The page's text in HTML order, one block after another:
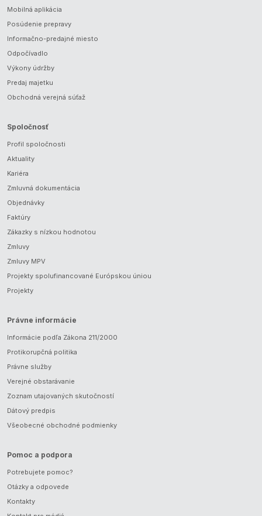
Mobilná aplikácia
Posúdenie prepravy
Informačno-predajné miesto
Odpočívadlo
Výkony údržby
Predaj majetku
Obchodná verejná súťaž
Spoločnosť
Profil spoločnosti
Aktuality
Kariéra
Zmluvná dokumentácia
Objednávky
Faktúry
Zákazky s nízkou hodnotou
Zmluvy
Zmluvy MPV
Projekty spolufinancované Európskou úniou
Projekty
Právne informácie
Informácie podľa Zákona 211/2000
Protikorupčná politika
Právne služby
Verejné obstarávanie
Zoznam utajovaných skutočností
Dátový predpis
Všeobecné obchodné podmienky
Pomoc a podpora
Potrebujete pomoc?
Otázky a odpovede
Kontakty